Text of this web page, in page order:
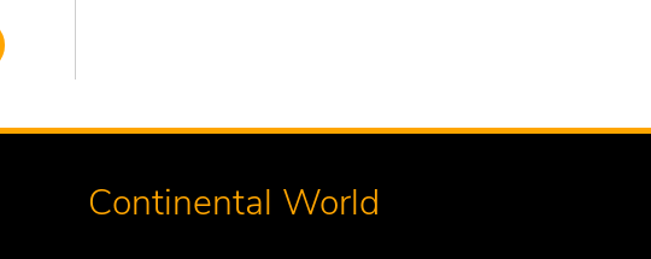
Continental World